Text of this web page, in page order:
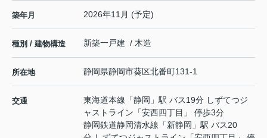
築年月 2026年11月 (予定)
種別 / 建物構造 新築一戸建 / 木造
所在地 静岡県静岡市葵区北番町131-1
交通 東海道本線 「静岡 」駅 バス19分 しずてつジ
ャストライン「安西四丁目」 停歩3分
静岡鉄道静岡清水線 「新静岡 」駅 バス20